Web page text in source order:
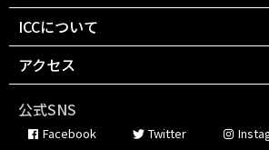
ICCについて
アクセス
公式SNS
Facebook Twitter